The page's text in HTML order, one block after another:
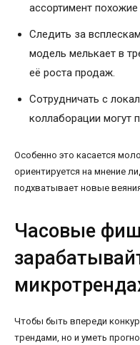
ассортимент
Следить за
модель мелькает в
её роста продаж.
Сотрудничать с
коллаборации могут
Особенно это касается
ориентируется на мнение
подхватывает новые
Часовые
Чтобы быть впереди
трендами, но и уметь